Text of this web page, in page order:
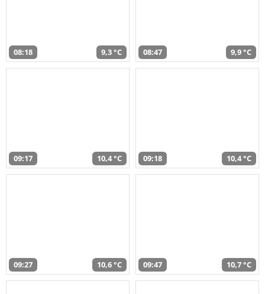
08:18 9,3 °C 08:47 9,9 °C
09:17 10,4 °C 09:18 10,4 °C
09:27 10,6 °C 09:47 10,7 °C